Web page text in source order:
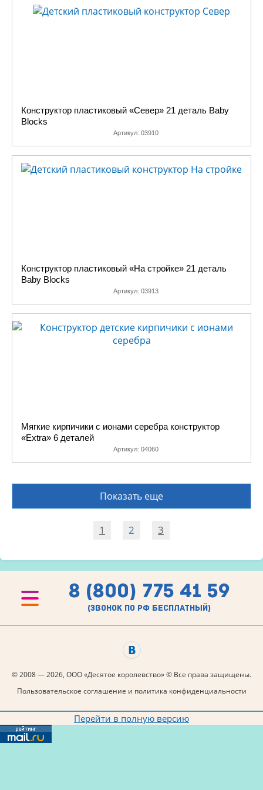
Конструктор пластиковый «Север» 21 деталь Baby
Blocks
Артикул: 03910
Конструктор пластиковый «На стройке» 21 деталь
Baby Blocks
Артикул: 03913
Мягкие кирпичики с ионами серебра конструктор
«Extra» 6 деталей
Артикул: 04060
Показать еще
1 2 3
8 (800) 775 41 59
(звонок по рф бесплатный)
© 2008 — 2026, ООО «Десятое королевство» © Все права защищены.
Пользовательское соглашение и политика конфиденциальности
Перейти в полную версию